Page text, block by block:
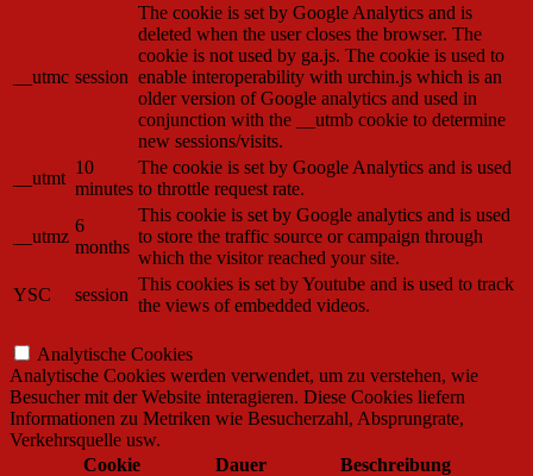
__utmc session
The cookie is set by Google Analytics and is
deleted when the user closes the browser. The
cookie is not used by ga.js. The cookie is used to
enable interoperability with urchin.js which is an
older version of Google analytics and used in
conjunction with the __utmb cookie to determine
new sessions/visits.
__utmt
10
minutes
The cookie is set by Google Analytics and is used
to throttle request rate.
__utmz
6
months
This cookie is set by Google analytics and is used
to store the traffic source or campaign through
which the visitor reached your site.
YSC
session
This cookies is set by Youtube and is used to track
the views of embedded videos.
Analytische Cookies
Analytische Cookies werden verwendet, um zu verstehen, wie
Besucher mit der Website interagieren. Diese Cookies liefern
Informationen zu Metriken wie Besucherzahl, Absprungrate,
Verkehrsquelle usw.
Cookie
Dauer Beschreibung